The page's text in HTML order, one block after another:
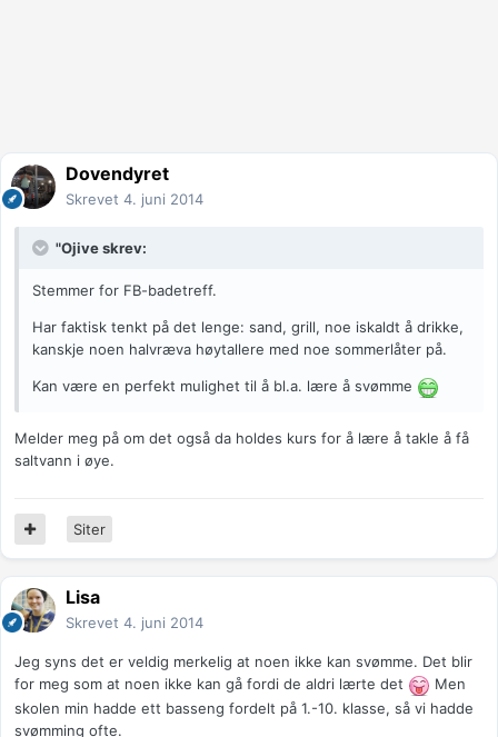
Dovendyret
Skrevet 4. juni 2014
"Ojive skrev:
Stemmer for FB-badetreff.
Har faktisk tenkt på det lenge: sand, grill, noe iskaldt å drikke,
kanskje noen halvræva høytallere med noe sommerlåter på.
Kan være en perfekt mulighet til å bl.a. lære å svømme
Melder meg på om det også da holdes kurs for å lære å takle å få
saltvann i øye.
Siter
Lisa
Skrevet 4. juni 2014
Jeg syns det er veldig merkelig at noen ikke kan svømme. Det blir
for meg som at noen ikke kan gå fordi de aldri lærte det
Men
skolen min hadde ett basseng fordelt på 1.-10. klasse, så vi hadde
svømming ofte.